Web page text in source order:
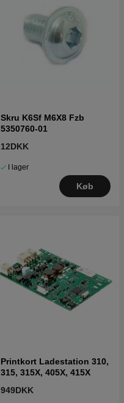
Skru K6Sf M6X8 Fzb
5350760-01
12DKK
I lager
Køb
Printkort Ladestation 310,
315, 315X, 405X, 415X
949DKK